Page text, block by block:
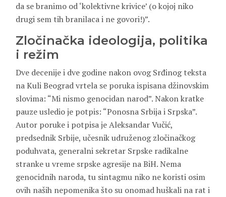
da se branimo od ‘kolektivne krivice’ (o kojoj niko
drugi sem tih branilaca i ne govori!)”.
Zločinačka ideologija, politika
i režim
Dve decenije i dve godine nakon ovog Srđinog teksta
na Kuli Beograd vrtela se poruka ispisana džinovskim
slovima: “Mi nismo genocidan narod”. Nakon kratke
pauze usledio je potpis: “Ponosna Srbija i Srpska”.
Autor poruke i potpisa je Aleksandar Vučić,
predsednik Srbije, učesnik udruženog zločinačkog
poduhvata, generalni sekretar Srpske radikalne
stranke u vreme srpske agresije na BiH. Nema
genocidnih naroda, tu sintagmu niko ne koristi osim
ovih naših nepomenika što su onomad huškali na rat i